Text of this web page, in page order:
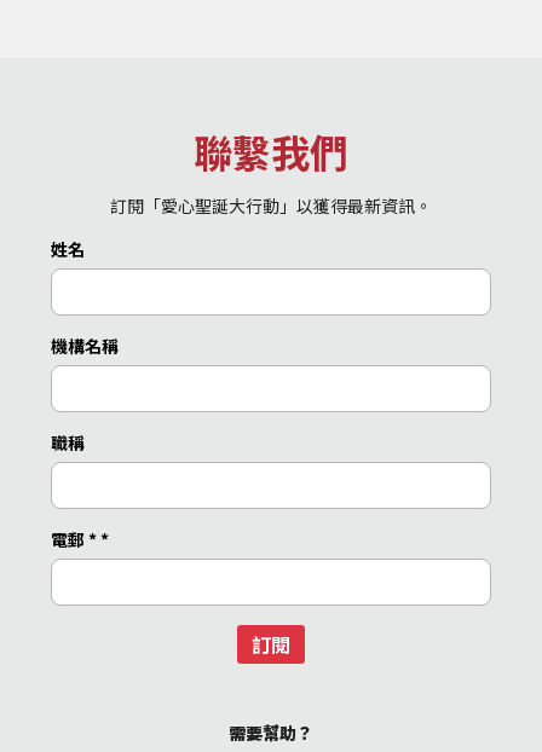
聯繫我們
訂閱「愛心聖誕大行動」以獲得最新資訊。
姓名
機構名稱
職稱
電郵 **
訂閱
需要幫助？